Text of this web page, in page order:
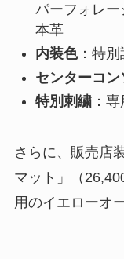
パーフォレ
本革
内装色：特別
センターコン
特別刺繍：専
さらに、販売店
マット」（
用のイエローオ